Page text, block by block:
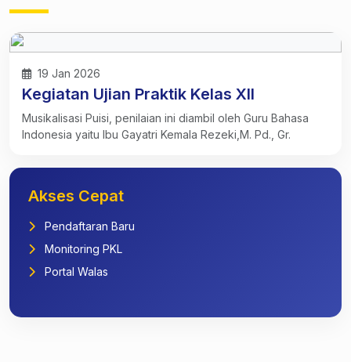
19 Jan 2026
Kegiatan Ujian Praktik Kelas XII
Musikalisasi Puisi, penilaian ini diambil oleh Guru Bahasa
Indonesia yaitu Ibu Gayatri Kemala Rezeki,M. Pd., Gr.
Akses Cepat
Pendaftaran Baru
Monitoring PKL
Portal Walas